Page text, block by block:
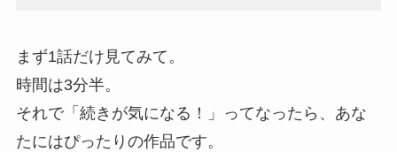
まず1話だけ見てみて。
時間は3分半。
それで「続きが気になる！」ってなったら、あな
たにはぴったりの作品です。